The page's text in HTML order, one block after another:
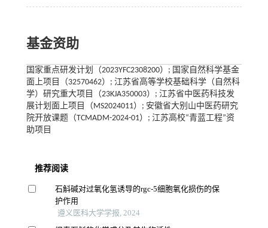
基金资助
国家重点研发计划（2023YFC2308200）; 国家自然科学基金
面上项目（32570462）; 江苏省高等学校基础科学（自然科
学）研究重大项目（23KJA350003）; 江苏省中医药科技发
展计划面上项目（MS2024011）; 安徽省大别山中医药研究
院开放课题（TCMADM-2024-01）; 江苏高校“青蓝工程”资
助项目